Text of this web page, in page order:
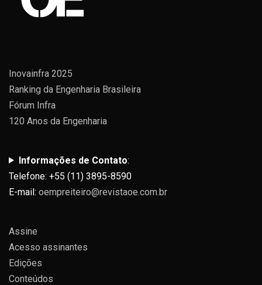
Inovainfra 2025
Ranking da Engenharia Brasileira
Fórum Infra
120 Anos da Engenharia
Informações de Contato:
Telefone: +55 (11) 3895-8590
E-mail: oempreiteiro@revistaoe.com.br
Assine
Acesso assinantes
Edições
Conteúdos